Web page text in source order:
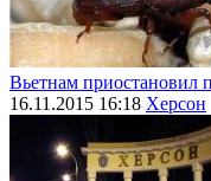
Вьетнам приостановил
16.11.2015 16:18 Херсон